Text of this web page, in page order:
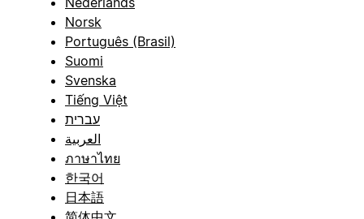
Norsk
Português (Brasil)
Suomi
Svenska
Tiếng Việt
עברית
العربية
ภาษาไทย
한국어
日本語